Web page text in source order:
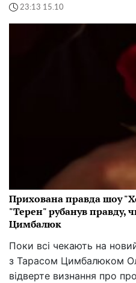
23:13 15.10
Прихована правда шоу
"Терен" рубанув правду,
Цимбалюк
Поки всі чекають на
з Тарасом Цимбалюком
відверте визнання про